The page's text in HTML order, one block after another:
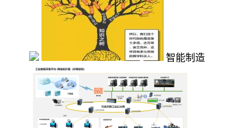
智能制造